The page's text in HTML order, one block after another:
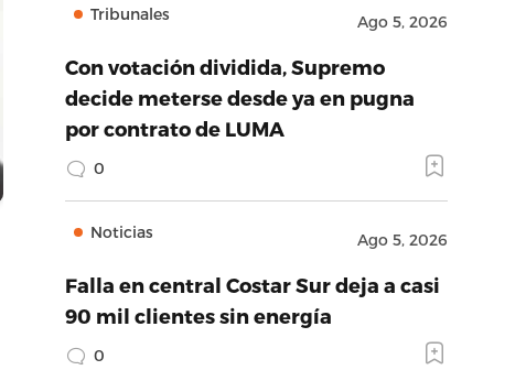
Tribunales Ago 5, 2026
Con votación dividida, Supremo
decide meterse desde ya en pugna
por contrato de LUMA
0
Noticias Ago 5, 2026
Falla en central Costar Sur deja a casi
90 mil clientes sin energía
0